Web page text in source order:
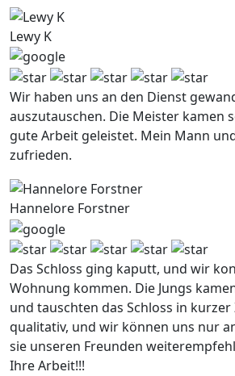
Lewy K
Wir haben uns an den Dienst
auszutauschen. Die Meister kamen
gute Arbeit geleistet. Mein Mann
zufrieden.
Hannelore Forstner
Das Schloss ging kaputt, und wir
Wohnung kommen. Die Jungs
und tauschten das Schloss in kurzer
qualitativ, und wir können uns nur
sie unseren Freunden
Ihre Arbeit!!!